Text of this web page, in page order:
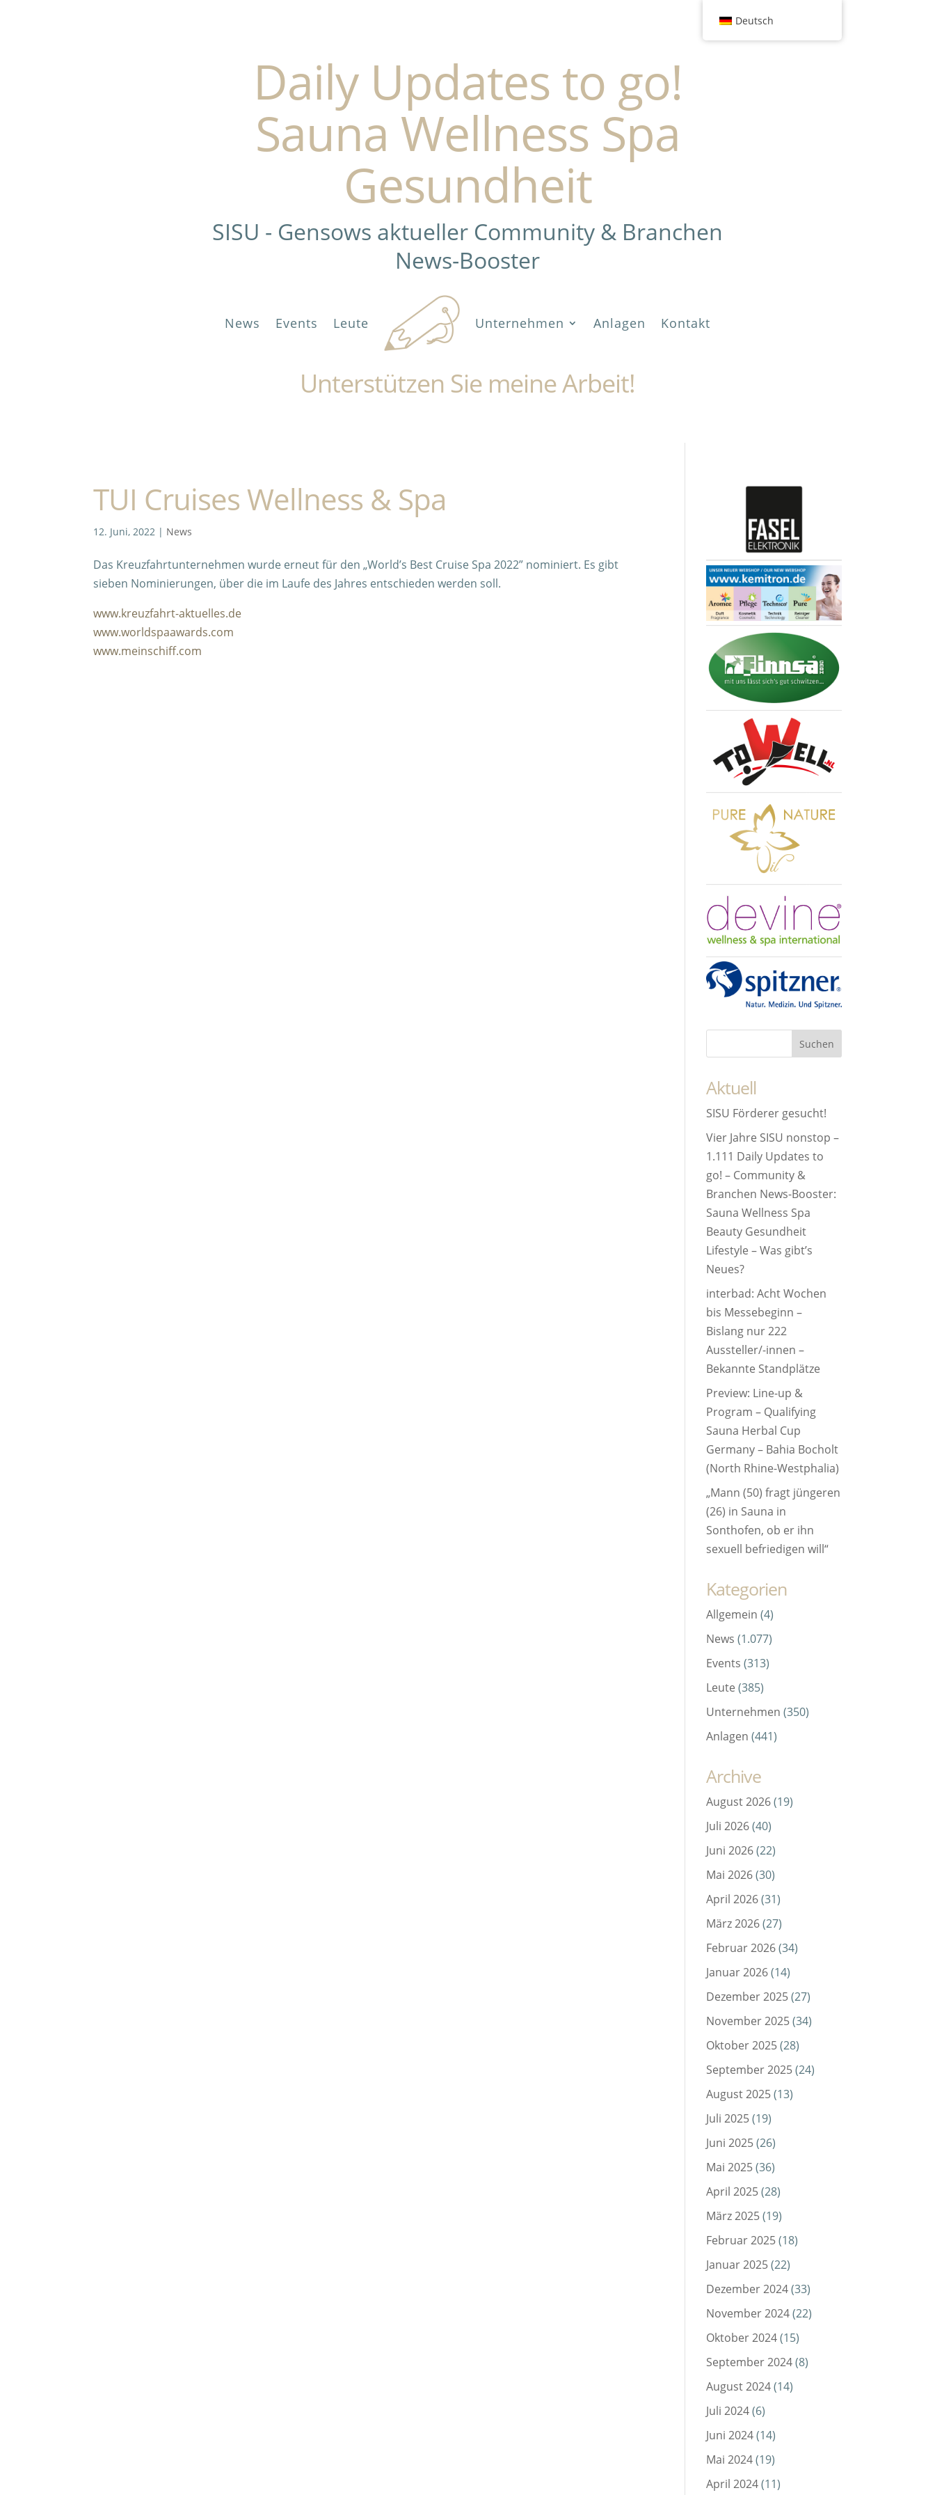
Daily Updates to go!
Sauna Wellness Spa
Gesundheit
SISU - Gensows aktueller Community & Branchen
News-Booster
News Events Leute Unternehmen Anlagen Kontakt
Unterstützen Sie meine Arbeit!
TUI Cruises Wellness & Spa
12. Juni, 2022 | News
Das Kreuzfahrtunternehmen wurde erneut für den „World’s Best Cruise Spa 2022” nominiert. Es gibt
sieben Nominierungen, über die im Laufe des Jahres entschieden werden soll.
www.kreuzfahrt-aktuelles.de
www.worldspaawards.com
www.meinschiff.com
Aktuell
SISU Förderer gesucht!
Vier Jahre SISU nonstop –
1.111 Daily Updates to
go! – Community &
Branchen News-Booster:
Sauna Wellness Spa
Beauty Gesundheit
Lifestyle – Was gibt’s
Neues?
interbad: Acht Wochen
bis Messebeginn –
Bislang nur 222
Aussteller/-innen –
Bekannte Standplätze
Preview: Line-up &
Program – Qualifying
Sauna Herbal Cup
Germany – Bahia Bocholt
(North Rhine-Westphalia)
„Mann (50) fragt jüngeren
(26) in Sauna in
Sonthofen, ob er ihn
sexuell befriedigen will“
Kategorien
Allgemein (4)
News (1.077)
Events (313)
Leute (385)
Unternehmen (350)
Anlagen (441)
Archive
August 2026(19)
Juli 2026(40)
Juni 2026(22)
Mai 2026(30)
April 2026(31)
März 2026(27)
Februar 2026(34)
Januar 2026(14)
Dezember 2025(27)
November 2025(34)
Oktober 2025(28)
September 2025(24)
August 2025(13)
Juli 2025(19)
Juni 2025(26)
Mai 2025(36)
April 2025(28)
März 2025(19)
Februar 2025(18)
Januar 2025(22)
Dezember 2024(33)
November 2024(22)
Oktober 2024(15)
September 2024(8)
August 2024(14)
Juli 2024(6)
Juni 2024(14)
Mai 2024(19)
April 2024(11)
Deutsch